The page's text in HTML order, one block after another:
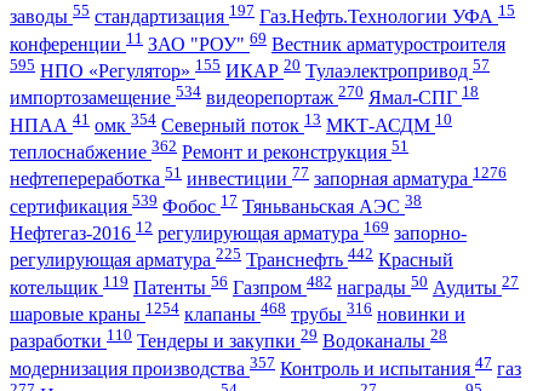
заводы 55 стандартизация 197 Газ.Нефть.Технологии УФА 15
конференции 11 ЗАО "РОУ" 69 Вестник арматуростроителя
595 НПО «Регулятор» 155 ИКАР 20 Тулаэлектропривод 57
импортозамещение 534 видеорепортаж 270 Ямал-СПГ 18
НПАА 41 омк 354 Северный поток 13 МКТ-АСДМ 10
теплоснабжение 362 Ремонт и реконструкция 51
нефтепереработка 51 инвестиции 77 запорная арматура 1276
сертификация 539 Фобос 17 Тяньваньская АЭС 38
Нефтегаз-2016 12 регулирующая арматура 169 запорно-
регулирующая арматура 225 Транснефть 442 Красный
котельщик 119 Патенты 56 Газпром 482 награды 50 Аудиты 27
шаровые краны 1254 клапаны 468 трубы 316 новинки и
разработки 110 Тендеры и закупки 29 Водоканалы 28
модернизация производства 357 Контроль и испытания 47 газ